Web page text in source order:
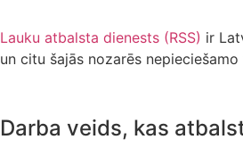
Lauku atbalsta dienests (RSS) ir
un citu šajās nozarēs
Darba veids, kas